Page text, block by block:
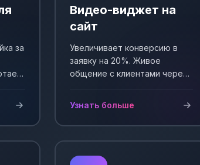
за
Видео-виджет на
сайт
Увеличивает конверсию в
заявку на 20%. Живое
общение с клиентами через
Узнать больше